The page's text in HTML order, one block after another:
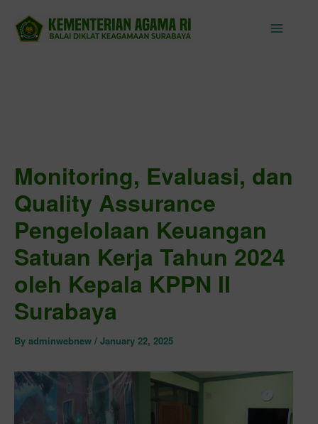
content
Monitoring, Evaluasi, dan
Quality Assurance
Pengelolaan Keuangan
Satuan Kerja Tahun 2024
oleh Kepala KPPN II
Surabaya
By adminwebnew / January 22, 2025